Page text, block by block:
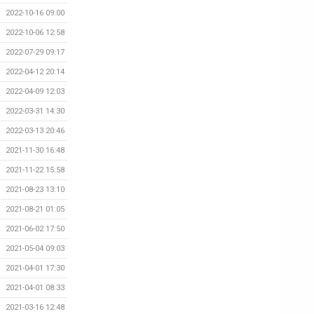
2022-10-16 09:00
2022-10-06 12:58
2022-07-29 09:17
2022-04-12 20:14
2022-04-09 12:03
2022-03-31 14:30
2022-03-13 20:46
2021-11-30 16:48
2021-11-22 15:58
2021-08-23 13:10
2021-08-21 01:05
2021-06-02 17:50
2021-05-04 09:03
2021-04-01 17:30
2021-04-01 08:33
2021-03-16 12:48